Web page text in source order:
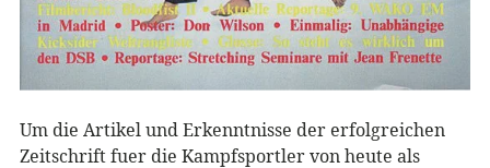
Um die Artikel und Erkenntnisse der erfolgreichen
Zeitschrift fuer die Kampfsportler von heute als